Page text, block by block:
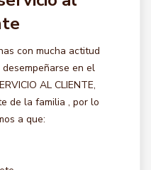
con mucha actitud
en el
AL CLIENTE,
de la familia , por lo
a que: